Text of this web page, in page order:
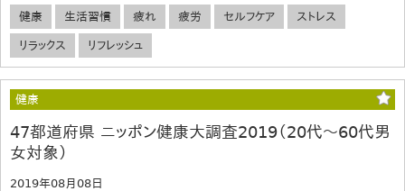
健康 生活習慣 疲れ 疲労 セルフケア ストレス
リラックス リフレッシュ
健康
47都道府県 ニッポン健康大調査2019（20代～60代男
女対象）
2019年08月08日